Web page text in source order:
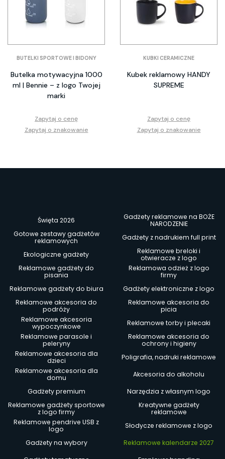
BUTELKI SPORTOWE I BIDONY
Butelka motywacyjna 1000
ml | Bennie – z logo Twojej
marki
Zapytaj o cenę
Zapytaj o znakowanie
KUBKI CERAMICZNE
Kubek reklamowy HANDY
SUPREME
Zapytaj o cenę
Zapytaj o znakowanie
Święta 2026
Gadżety reklamowe na BOŻE
NARODZENIE
Gotowe zestawy gadżetów
reklamowych
Gadżety z nadrukiem full print
Ekologiczne gadżety
Reklamowe breloki i
otwieracze z logo
Reklamowe gadżety do
pisania
Reklamowa odzież z logo
firmy
Reklamowe gadżety do biura
Gadżety elektroniczne z logo
Reklamowe akcesoria do
podróży
Reklamowe akcesoria do
picia
Reklamowe akcesoria
wypoczynkowe
Reklamowe torby i plecaki
Reklamowe parasole i
peleryny
Reklamowe akcesoria do
ochrony i higieny
Reklamowe akcesoria dla
dzieci
Poligrafia, nadruki reklamowe
Reklamowe akcesoria dla
domu
Akcesoria do alkoholu
Gadżety premium
Narzędzia z własnym logo
Reklamowe gadżety sportowe
z logo firmy
Kreatywne gadżety
reklamowe
Reklamowe pendrive USB z
logo
Słodycze reklamowe z logo
Gadżety na wybory
Reklamowe kalendarze 2027